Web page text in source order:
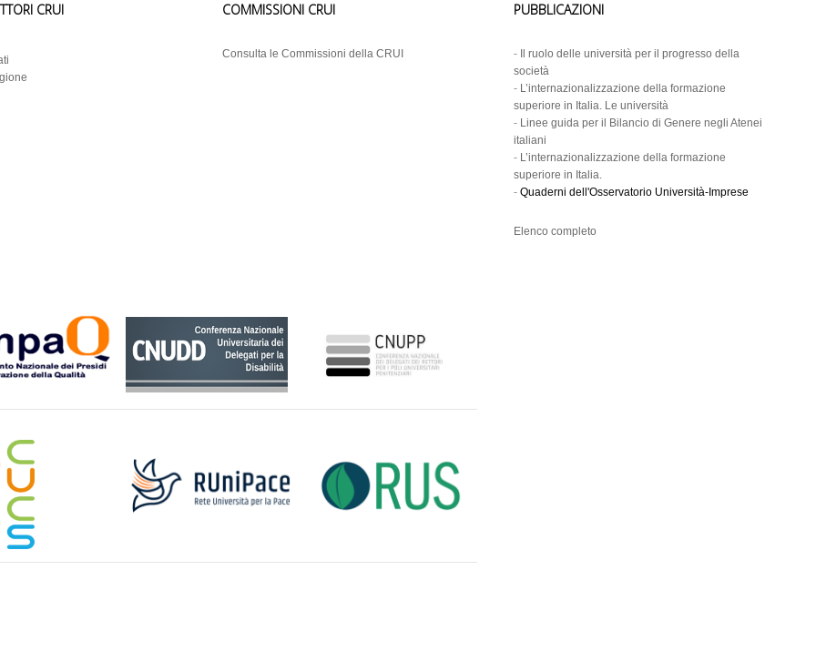
CRUI COMMISSIONI CRUI
Consulta le Commissioni della CRUI
PUBBLICAZIONI
-
Il ruolo delle università per il progresso della
società
- L’internazionalizzazione della formazione
superiore in Italia. Le università
- Linee guida per il Bilancio di Genere negli Atenei
italiani
- L’internazionalizzazione della formazione
superiore in Italia.
- Quaderni dell'Osservatorio Università-Imprese
Elenco completo